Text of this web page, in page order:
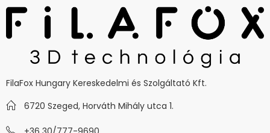
FilaFox Hungary Kereskedelmi és Szolgáltató Kft.
6720 Szeged, Horváth Mihály utca 1.